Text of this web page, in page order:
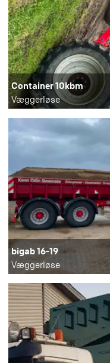
Container 10kbm
Væggerløse
bigab 16-19
Væggerløse